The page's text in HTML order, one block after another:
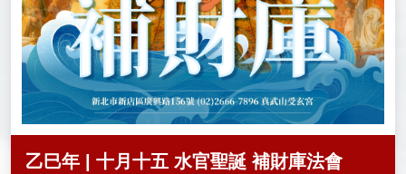
乙巳年 | 十月十五 水官聖誕 補財庫法會